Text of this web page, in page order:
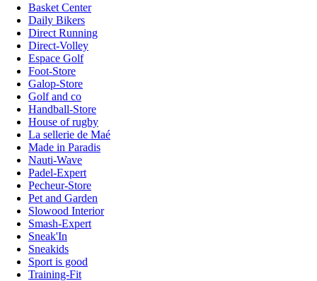
Basket Center
Daily Bikers
Direct Running
Direct-Volley
Espace Golf
Foot-Store
Galop-Store
Golf and co
Handball-Store
House of rugby
La sellerie de Maé
Made in Paradis
Nauti-Wave
Padel-Expert
Pecheur-Store
Pet and Garden
Slowood Interior
Smash-Expert
Sneak'In
Sneakids
Sport is good
Training-Fit